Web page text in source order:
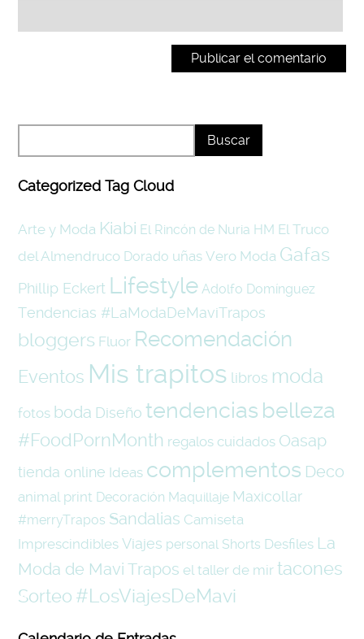
Categorized Tag Cloud
Arte y Moda Kiabi El Rincón de Nuria HM El Truco
del Almendruco Dorado uñas Vero Moda Gafas
Phillip Eckert Lifestyle Adolfo Domínguez
Tendencias #LaModaDeMaviTrapos
bloggers Fluor Recomendación
Eventos Mis trapitos libros moda
fotos boda Diseño tendencias belleza
#FoodPornMonth regalos cuidados Oasap
tienda online Ideas complementos Deco
animal print Decoración Maquillaje Maxicollar
#merryTrapos Sandalias Camiseta
Imprescindibles Viajes personal Shorts Desfiles La
Moda de Mavi Trapos el taller de mir tacones
Sorteo #LosViajesDeMavi